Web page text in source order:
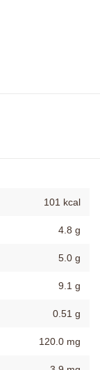
101 kcal
4.8 g
5.0 g
9.1 g
0.51 g
120.0 mg